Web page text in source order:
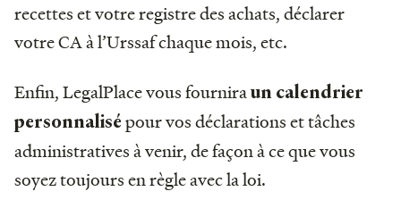
recettes et votre registre des achats, déclarer
votre CA à l’Urssaf chaque mois, etc.
Enfin, LegalPlace vous fourniraun calendrier
personnalisépour vos déclarations et tâches
administratives à venir, de façon à ce que vous
soyez toujours en règle avec la loi.